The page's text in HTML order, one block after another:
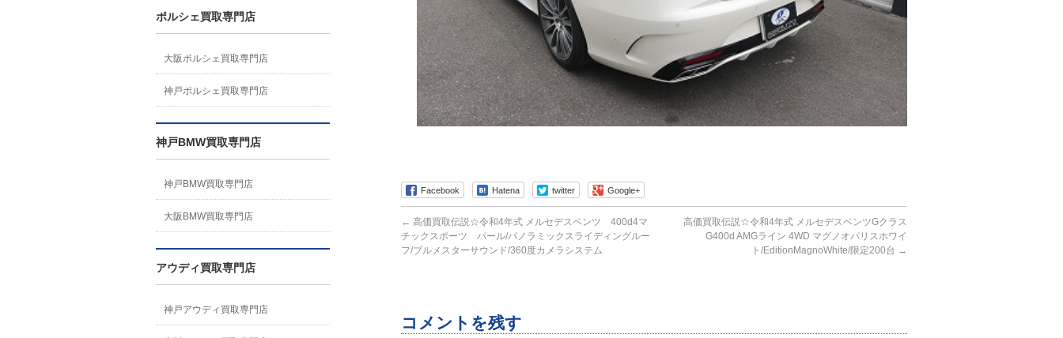
Facebook Hatena twitter Google+
← 高価買取伝説☆令和4年式 メルセデスベンツ 400d4マ
チックスポーツ パール/パノラミックスライディングルー
フ/ブルメスターサウンド/360度カメラシステム
高価買取伝説☆令和4年式 メルセデスベンツGクラス
G400d AMGライン 4WD マグノオパリスホワイ
ト/EditionMagnoWhite/限定200台 →
コメントを残す
ポルシェ買取専門店
大阪ポルシェ買取専門店
神戸ポルシェ買取専門店
神戸BMW買取専門店
神戸BMW買取専門店
大阪BMW買取専門店
アウディ買取専門店
神戸アウディ買取専門店